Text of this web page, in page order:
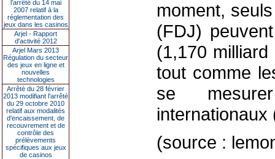
l’arrêté du 14 mai
2007 relatif à la
réglementation des
jeux dans les casinos
Arjel - Rapport
d'activité 2012
Arjel Mars 2013
Régulation du secteur
des jeux en ligne et
nouvelles
technologies
Arrêté du 28 février
2013 modifiant l'arrêté
du 29 octobre 2010
relatif aux modalités
d'encaissement, de
recouvrement et de
contrôle des
prélèvements
spécifiques aux jeux
de casinos
moment,
(FDJ)
(1,170
tout comme
se
internationaux
(source :